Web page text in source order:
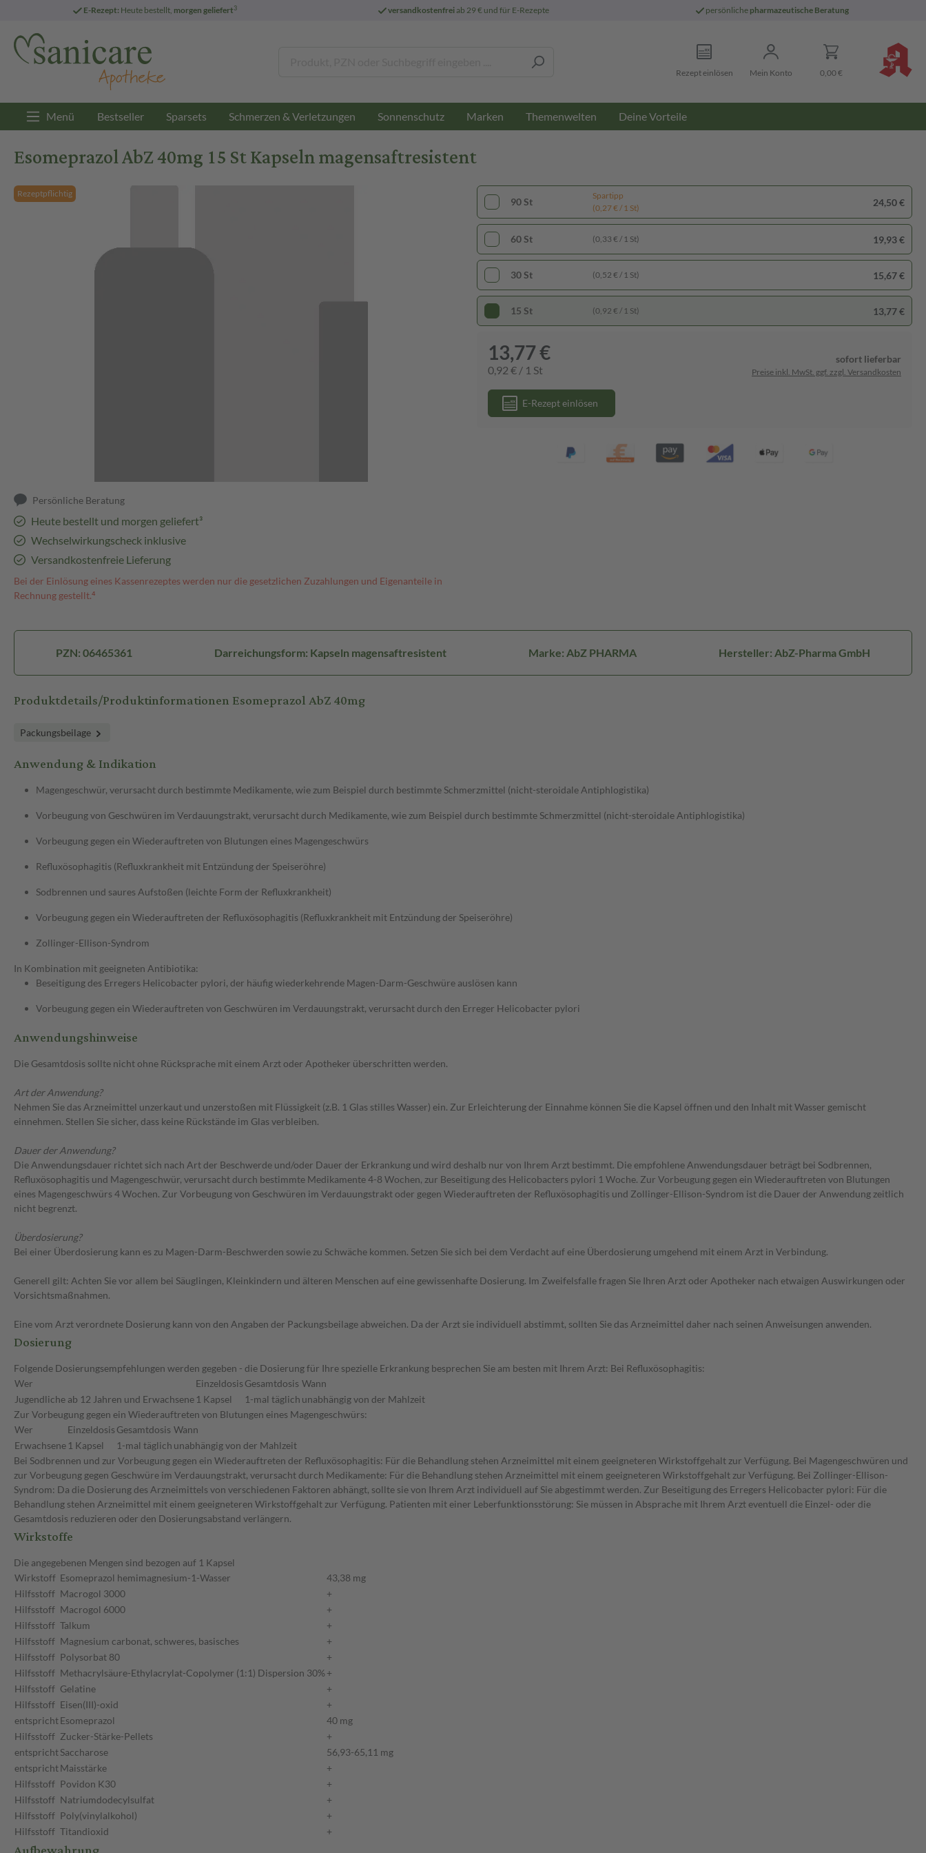
E-Rezept: Heute bestellt, morgen geliefert3 versandkostenfreiab 29 € und für E-Rezepte persönliche pharmazeutische Beratung
Rezept einlösen Mein Konto 0,00 €
Menü Bestseller Sparsets Schmerzen & Verletzungen Sonnenschutz Marken Themenwelten Deine Vorteile
Esomeprazol AbZ 40mg 15 St Kapseln magensaftresistent
Rezeptpflichtig
Persönliche Beratung
Heute bestellt und morgen geliefert³
Wechselwirkungscheck inklusive
Versandkostenfreie Lieferung
Bei der Einlösung eines Kassenrezeptes werden nur die gesetzlichen Zuzahlungen und Eigenanteile in
Rechnung gestellt.⁴
90 St
Spartipp
(0,27 € / 1 St)
24,50 €
60 St (0,33 € / 1 St) 19,93 €
30 St (0,52 € / 1 St) 15,67 €
15 St (0,92 € / 1 St) 13,77 €
13,77 €
0,92 € / 1 St
sofort lieferbar
Preise inkl. MwSt. ggf. zzgl. Versandkosten
E-Rezept einlösen
PZN: 06465361 Darreichungsform: Kapseln magensaftresistent Marke: AbZ PHARMA Hersteller: AbZ-Pharma GmbH
Produktdetails/Produktinformationen Esomeprazol AbZ 40mg
Packungsbeilage
Anwendung & Indikation
Magengeschwür, verursacht durch bestimmte Medikamente, wie zum Beispiel durch bestimmte Schmerzmittel (nicht-steroidale Antiphlogistika)
Vorbeugung von Geschwüren im Verdauungstrakt, verursacht durch Medikamente, wie zum Beispiel durch bestimmte Schmerzmittel (nicht-steroidale Antiphlogistika)
Vorbeugung gegen ein Wiederauftreten von Blutungen eines Magengeschwürs
Refluxösophagitis (Refluxkrankheit mit Entzündung der Speiseröhre)
Sodbrennen und saures Aufstoßen (leichte Form der Refluxkrankheit)
Vorbeugung gegen ein Wiederauftreten der Refluxösophagitis (Refluxkrankheit mit Entzündung der Speiseröhre)
Zollinger-Ellison-Syndrom
In Kombination mit geeigneten Antibiotika:
Beseitigung des Erregers Helicobacter pylori, der häufig wiederkehrende Magen-Darm-Geschwüre auslösen kann
Vorbeugung gegen ein Wiederauftreten von Geschwüren im Verdauungstrakt, verursacht durch den Erreger Helicobacter pylori
Anwendungshinweise
Die Gesamtdosis sollte nicht ohne Rücksprache mit einem Arzt oder Apotheker überschritten werden.
Art der Anwendung?
Nehmen Sie das Arzneimittel unzerkaut und unzerstoßen mit Flüssigkeit (z.B. 1 Glas stilles Wasser) ein. Zur Erleichterung der Einnahme können Sie die Kapsel öffnen und den Inhalt mit Wasser gemischt
einnehmen. Stellen Sie sicher, dass keine Rückstände im Glas verbleiben.
Dauer der Anwendung?
Die Anwendungsdauer richtet sich nach Art der Beschwerde und/oder Dauer der Erkrankung und wird deshalb nur von Ihrem Arzt bestimmt. Die empfohlene Anwendungsdauer beträgt bei Sodbrennen,
Refluxösophagitis und Magengeschwür, verursacht durch bestimmte Medikamente 4-8 Wochen, zur Beseitigung des Helicobacters pylori 1 Woche. Zur Vorbeugung gegen ein Wiederauftreten von Blutungen
eines Magengeschwürs 4 Wochen. Zur Vorbeugung von Geschwüren im Verdauungstrakt oder gegen Wiederauftreten der Refluxösophagitis und Zollinger-Ellison-Syndrom ist die Dauer der Anwendung zeitlich
nicht begrenzt.
Überdosierung?
Bei einer Überdosierung kann es zu Magen-Darm-Beschwerden sowie zu Schwäche kommen. Setzen Sie sich bei dem Verdacht auf eine Überdosierung umgehend mit einem Arzt in Verbindung.
Generell gilt: Achten Sie vor allem bei Säuglingen, Kleinkindern und älteren Menschen auf eine gewissenhafte Dosierung. Im Zweifelsfalle fragen Sie Ihren Arzt oder Apotheker nach etwaigen Auswirkungen oder
Vorsichtsmaßnahmen.
Eine vom Arzt verordnete Dosierung kann von den Angaben der Packungsbeilage abweichen. Da der Arzt sie individuell abstimmt, sollten Sie das Arzneimittel daher nach seinen Anweisungen anwenden.
Dosierung
Folgende Dosierungsempfehlungen werden gegeben - die Dosierung für Ihre spezielle Erkrankung besprechen Sie am besten mit Ihrem Arzt: Bei Refluxösophagitis:
Wer
Einzeldosis Gesamtdosis Wann
Jugendliche ab 12 Jahren und Erwachsene 1 Kapsel 1-mal täglich unabhängig von der Mahlzeit
Zur Vorbeugung gegen ein Wiederauftreten von Blutungen eines Magengeschwürs:
Wer
Einzeldosis Gesamtdosis Wann
Erwachsene 1 Kapsel 1-mal täglich unabhängig von der Mahlzeit
Bei Sodbrennen und zur Vorbeugung gegen ein Wiederauftreten der Refluxösophagitis: Für die Behandlung stehen Arzneimittel mit einem geeigneteren Wirkstoffgehalt zur Verfügung. Bei Magengeschwüren und
zur Vorbeugung gegen Geschwüre im Verdauungstrakt, verursacht durch Medikamente: Für die Behandlung stehen Arzneimittel mit einem geeigneteren Wirkstoffgehalt zur Verfügung. Bei Zollinger-Ellison-
Syndrom: Da die Dosierung des Arzneimittels von verschiedenen Faktoren abhängt, sollte sie von Ihrem Arzt individuell auf Sie abgestimmt werden. Zur Beseitigung des Erregers Helicobacter pylori: Für die
Behandlung stehen Arzneimittel mit einem geeigneteren Wirkstoffgehalt zur Verfügung. Patienten mit einer Leberfunktionsstörung: Sie müssen in Absprache mit Ihrem Arzt eventuell die Einzel- oder die
Gesamtdosis reduzieren oder den Dosierungsabstand verlängern.
Wirkstoffe
Die angegebenen Mengen sind bezogen auf 1 Kapsel
Wirkstoff Esomeprazol hemimagnesium-1-Wasser
43,38 mg
Hilfsstoff Macrogol 3000
+
Hilfsstoff Macrogol 6000
+
Hilfsstoff Talkum
+
Hilfsstoff Magnesium carbonat, schweres, basisches
+
Hilfsstoff Polysorbat 80
+
Hilfsstoff Methacrylsäure-Ethylacrylat-Copolymer (1:1) Dispersion 30%+
Hilfsstoff Gelatine
+
Hilfsstoff Eisen(III)-oxid
+
entsprichtEsomeprazol
40 mg
Hilfsstoff Zucker-Stärke-Pellets
+
entsprichtSaccharose
56,93-65,11 mg
entsprichtMaisstärke
+
Hilfsstoff Povidon K30
+
Hilfsstoff Natriumdodecylsulfat
+
Hilfsstoff Poly(vinylalkohol)
+
Hilfsstoff Titandioxid +